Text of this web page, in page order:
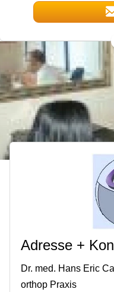
Adresse +
Dr. med. Hans Eric
orthop Praxis